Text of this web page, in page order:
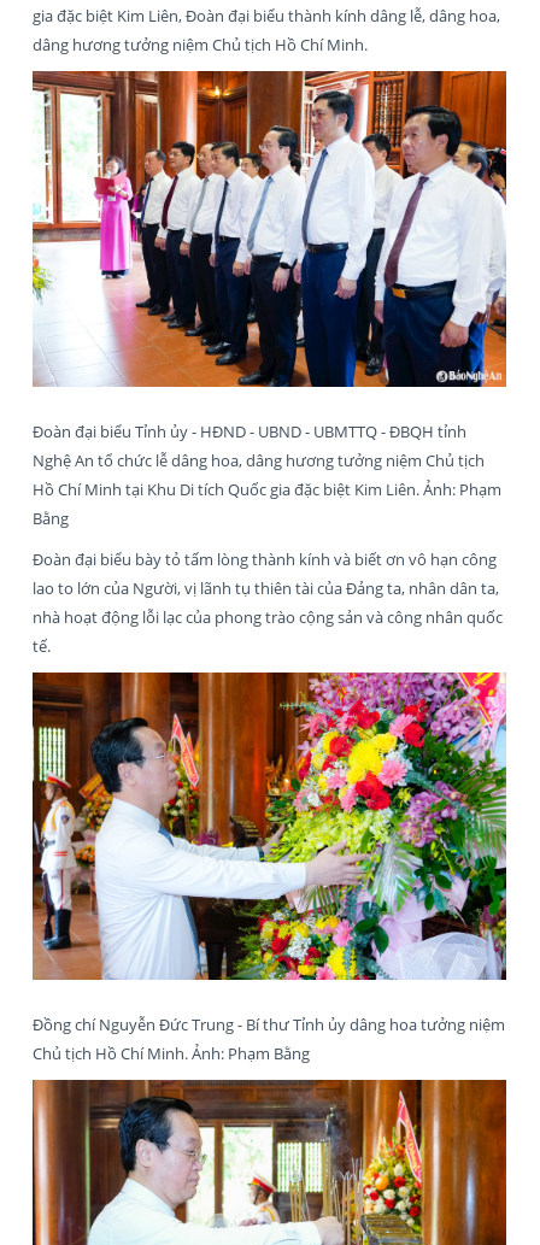
gia đặc biệt Kim Liên, Đoàn đại biểu thành kính dâng lễ, dâng hoa,
dâng hương tưởng niệm Chủ tịch Hồ Chí Minh.
Đoàn đại biểu Tỉnh ủy - HĐND - UBND - UBMTTQ - ĐBQH tỉnh
Nghệ An tổ chức lễ dâng hoa, dâng hương tưởng niệm Chủ tịch
Hồ Chí Minh tại Khu Di tích Quốc gia đặc biệt Kim Liên. Ảnh: Phạm
Bằng
Đoàn đại biểu bày tỏ tấm lòng thành kính và biết ơn vô hạn công
lao to lớn của Người, vị lãnh tụ thiên tài của Đảng ta, nhân dân ta,
nhà hoạt động lỗi lạc của phong trào cộng sản và công nhân quốc
tế.
Đồng chí Nguyễn Đức Trung - Bí thư Tỉnh ủy dâng hoa tưởng niệm
Chủ tịch Hồ Chí Minh. Ảnh: Phạm Bằng